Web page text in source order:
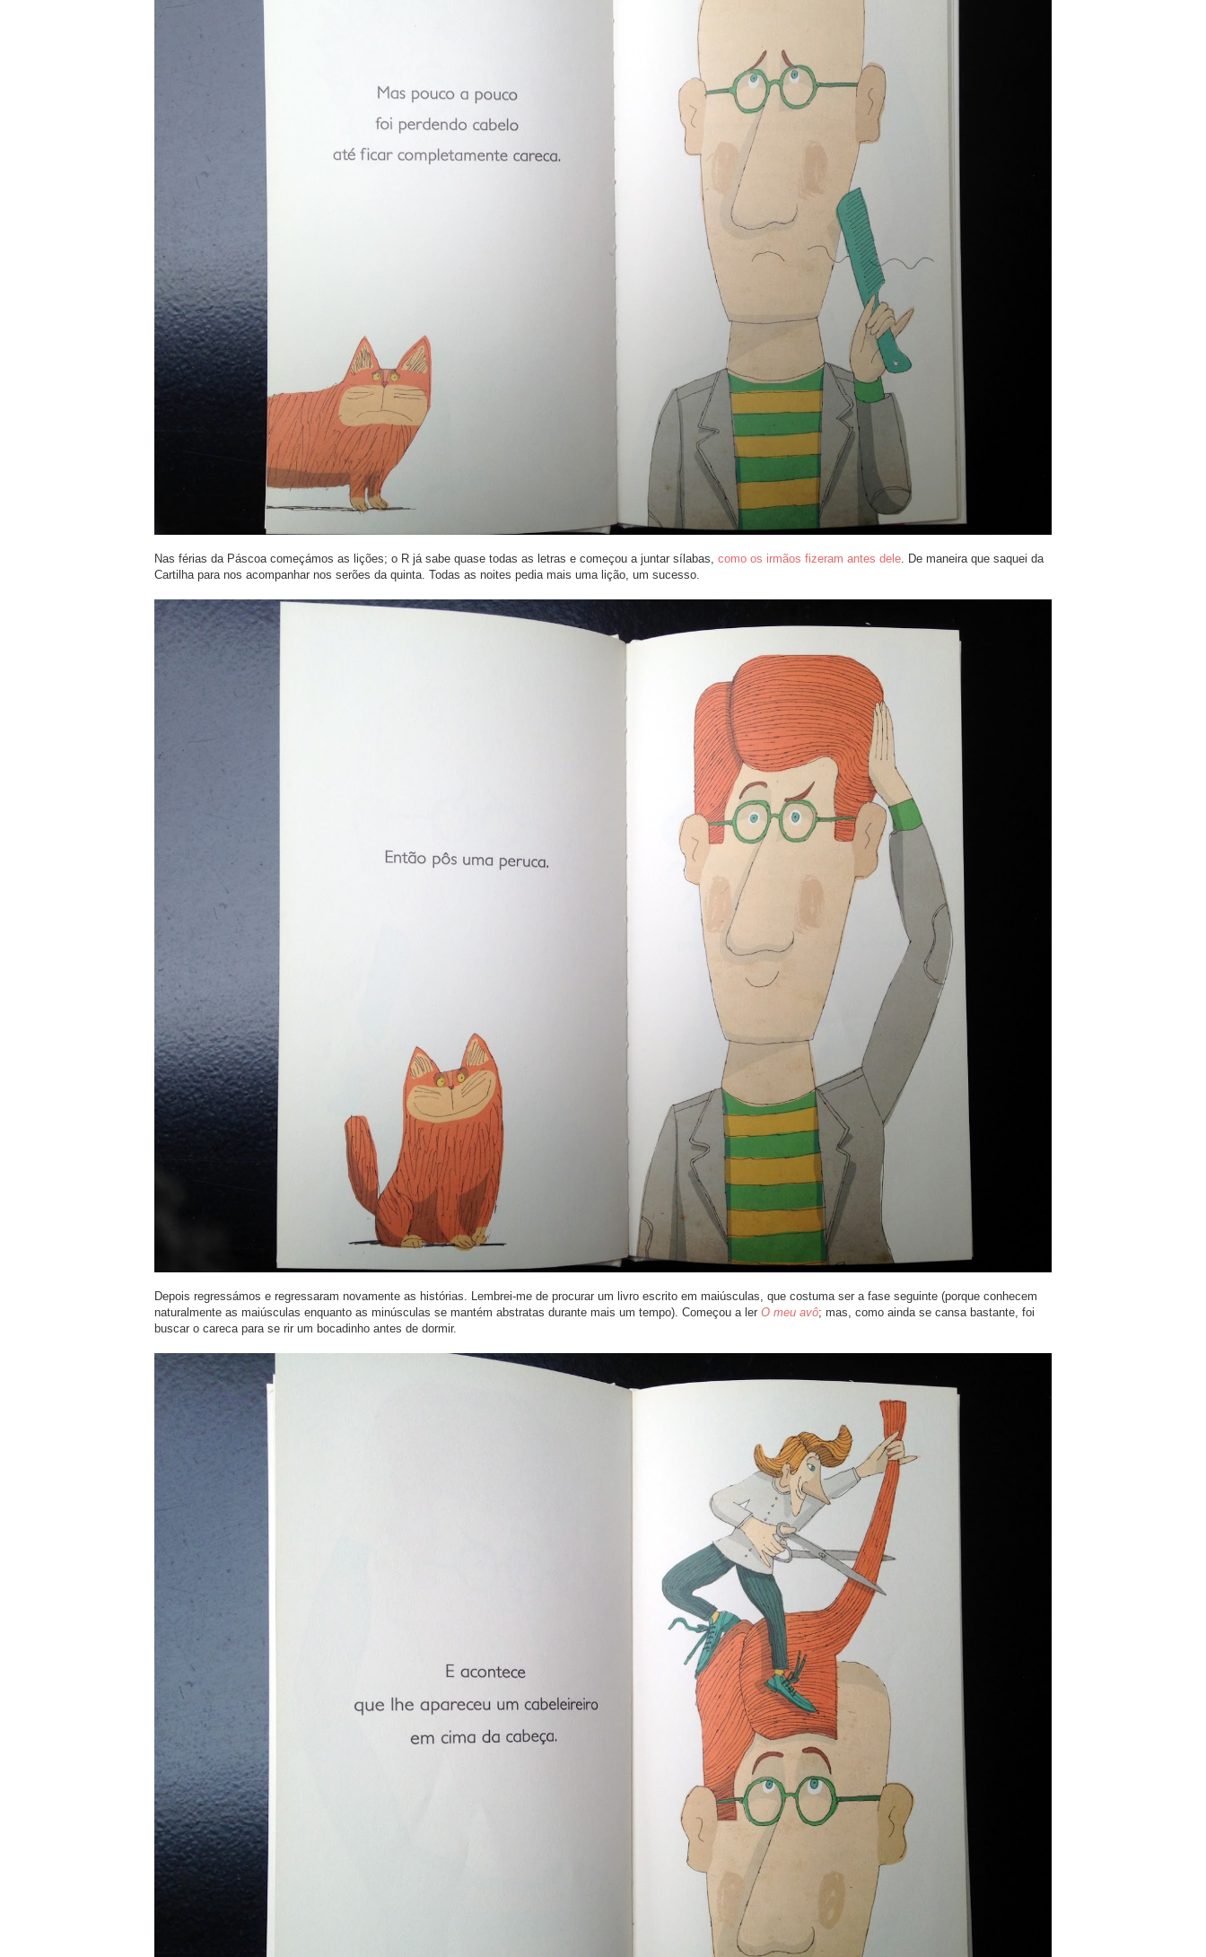
Nas férias da Páscoa começámos as lições; o R já sabe quase todas as letras e começou a juntar sílabas, como os irmãos fizeram antes dele . De maneira que saquei da
Cartilha para nos acompanhar nos serões da quinta. Todas as noites pedia mais uma lição, um sucesso.
Depois regressámos e regressaram novamente as histórias. Lembrei-me de procurar um livro escrito em maiúsculas, que costuma ser a fase seguinte (porque conhecem
naturalmente as maiúsculas enquanto as minúsculas se mantém abstratas durante mais um tempo). Começou a ler O meu avô; mas, como ainda se cansa bastante, foi
buscar o careca para se rir um bocadinho antes de dormir.